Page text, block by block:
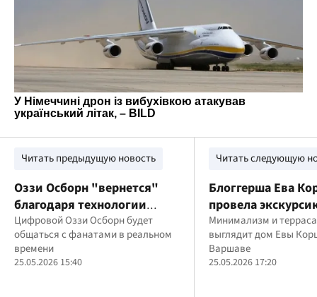
Читать предыдущую новость
Оззи Осборн "вернется"
благодаря технологии
Digital DNA
Цифровой Оззи Осборн будет
общаться с фанатами в реальном
времени
25.05.2026 15:40
Читать следующую
Блоггерша Ева
провела
своему новому
Польше
Минимализм и
выглядит дом Евы
Варшаве
25.05.2026 17:20